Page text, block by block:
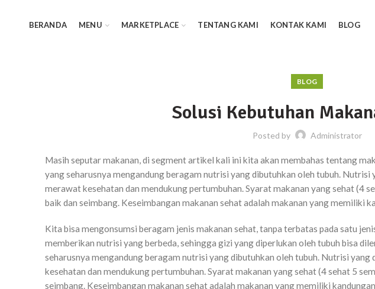
BERANDA MENU MARKETPLACE TENTANG KAMI KONTAK KAMI BLOG
BLOG
Solusi Kebutuhan
Posted by Administrator
Masih seputar makanan, di segment artikel kali ini kita akan membahas tentang
yang seharusnya mengandung beragam nutrisi yang dibutuhkan oleh tubuh. Nutrisi
merawat kesehatan dan mendukung pertumbuhan. Syarat makanan yang sehat (4
baik dan seimbang. Keseimbangan makanan sehat adalah makanan yang memiliki
Kita bisa mengonsumsi beragam jenis makanan sehat, tanpa terbatas pada satu
memberikan nutrisi yang berbeda, sehingga gizi yang diperlukan oleh tubuh bisa
seharusnya mengandung beragam nutrisi yang dibutuhkan oleh tubuh. Nutrisi
kesehatan dan mendukung pertumbuhan. Syarat makanan yang sehat (4 sehat 5
seimbang. Keseimbangan makanan sehat adalah makanan yang memiliki